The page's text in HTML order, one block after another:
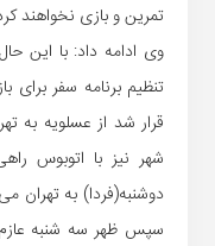
تمرین و بازی نخواهند
وی ادامه داد: با این
تنظیم برنامه سفر برای
قرار شد از عسلویه به
شهر نیز با اتوبوس
دوشنبه(فردا) به تهران
سپس ظهر سه شنبه عازم